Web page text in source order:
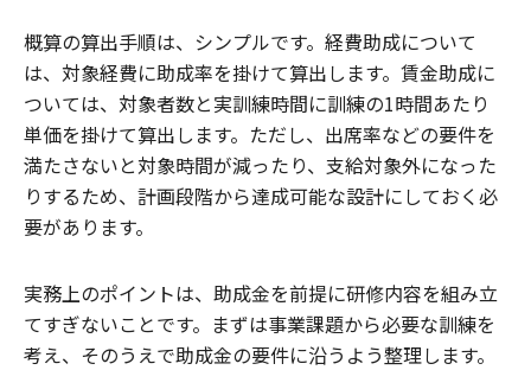
概算の算出手順は、シンプルです。経費助成について
は、対象経費に助成率を掛けて算出します。賃金助成に
ついては、対象者数と実訓練時間に訓練の1時間あたり
単価を掛けて算出します。ただし、出席率などの要件を
満たさないと対象時間が減ったり、支給対象外になった
りするため、計画段階から達成可能な設計にしておく必
要があります。
実務上のポイントは、助成金を前提に研修内容を組み立
てすぎないことです。まずは事業課題から必要な訓練を
考え、そのうえで助成金の要件に沿うよう整理します。